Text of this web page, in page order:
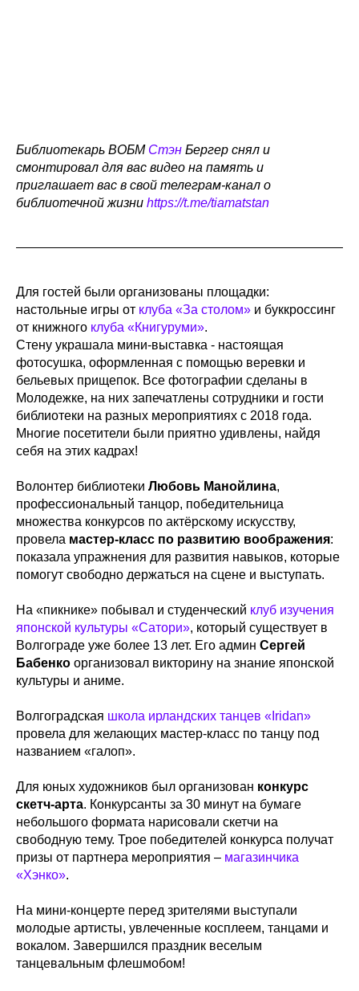
Библиотекарь ВОБМ Стэн Бергер снял и
смонтировал для вас видео на память и
приглашает вас в свой телеграм-канал о
библиотечной жизни https://t.me/tiamatstan
Для гостей были организованы площадки:
настольные игры от клуба «За столом» и буккроссинг
от книжного клуба «Книгуруми».
Стену украшала мини-выставка - настоящая
фотосушка, оформленная с помощью веревки и
бельевых прищепок. Все фотографии сделаны в
Молодежке, на них запечатлены сотрудники и гости
библиотеки на разных мероприятиях с 2018 года.
Многие посетители были приятно удивлены, найдя
себя на этих кадрах!
Волонтер библиотеки Любовь Манойлина,
профессиональный танцор, победительница
множества конкурсов по актёрскому искусству,
провела мастер-класс по развитию воображения:
показала упражнения для развития навыков, которые
помогут свободно держаться на сцене и выступать.
На «пикнике» побывал и студенческий клуб изучения
японской культуры «Сатори», который существует в
Волгограде уже более 13 лет. Его админ Сергей
Бабенко организовал викторину на знание японской
культуры и аниме.
Волгоградская школа ирландских танцев «Iridan»
провела для желающих мастер-класс по танцу под
названием «галоп».
Для юных художников был организован конкурс
скетч-арта. Конкурсанты за 30 минут на бумаге
небольшого формата нарисовали скетчи на
свободную тему. Трое победителей конкурса получат
призы от партнера мероприятия – магазинчика
«Хэнко».
На мини-концерте перед зрителями выступали
молодые артисты, увлеченные косплеем, танцами и
вокалом. Завершился праздник веселым
танцевальным флешмобом!